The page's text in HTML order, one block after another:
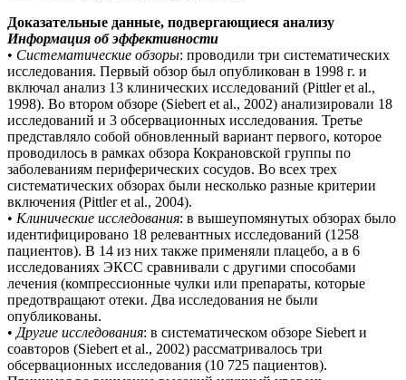
Доказательные данные, подвергающиеся анализу
Информация об эффективности
• Систематические обзоры: проводили три систематических
исследования. Первый обзор был опубликован в 1998 г. и
включал анализ 13 клинических исследований (Pittler et аl.,
1998). Во втором обзоре (Siebert et al., 2002) анализировали 18
исследований и 3 обсервационных исследования. Третье
представляло собой обновленный вариант первого, которое
проводилось в рамках обзора Кокрановской группы по
заболеваниям периферических сосудов. Во всех трех
систематических обзорах были несколько разные критерии
включения (Pittler et al., 2004).
• Клинические исследования: в вышеупомянутых обзорах было
идентифицировано 18 релевантных исследований (1258
пациентов). В 14 из них также применяли плацебо, а в 6
исследованиях ЭКСС сравнивали с другими способами
лечения (компрессионные чулки или препараты, которые
предотвращают отеки. Два исследования не были
опубликованы.
• Другие исследования: в систематическом обзоре Siebert и
соавторов (Siebert et al., 2002) рассматривалось три
обсервационных исследования (10 725 пациентов).